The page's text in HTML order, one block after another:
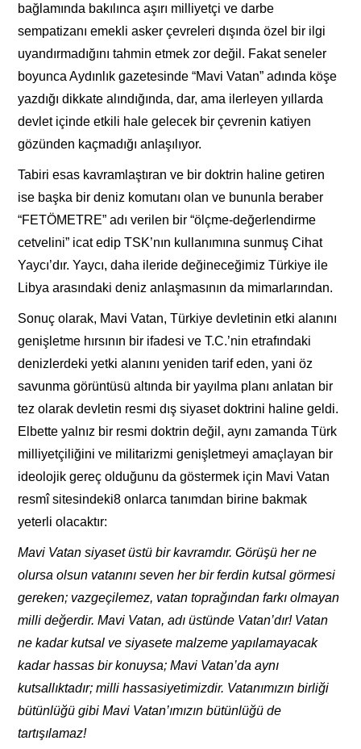
bağlamında bakılınca aşırı milliyetçi ve darbe
sempatizanı emekli asker çevreleri dışında özel bir ilgi
uyandırmadığını tahmin etmek zor değil. Fakat seneler
boyunca Aydınlık gazetesinde “Mavi Vatan” adında köşe
yazdığı dikkate alındığında, dar, ama ilerleyen yıllarda
devlet içinde etkili hale gelecek bir çevrenin katiyen
gözünden kaçmadığı anlaşılıyor.
Tabiri esas kavramlaştıran ve bir doktrin haline getiren
ise başka bir deniz komutanı olan ve bununla beraber
“FETÖMETRE” adı verilen bir “ölçme-değerlendirme
cetvelini” icat edip TSK’nın kullanımına sunmuş Cihat
Yaycı’dır. Yaycı, daha ileride değineceğimiz Türkiye ile
Libya arasındaki deniz anlaşmasının da mimarlarından.
Sonuç olarak, Mavi Vatan, Türkiye devletinin etki alanını
genişletme hırsının bir ifadesi ve T.C.’nin etrafındaki
denizlerdeki yetki alanını yeniden tarif eden, yani öz
savunma görüntüsü altında bir yayılma planı anlatan bir
tez olarak devletin resmi dış siyaset doktrini haline geldi.
Elbette yalnız bir resmi doktrin değil, aynı zamanda Türk
milliyetçiliğini ve militarizmi genişletmeyi amaçlayan bir
ideolojik gereç olduğunu da göstermek için Mavi Vatan
resmî sitesindeki8 onlarca tanımdan birine bakmak
yeterli olacaktır:
Mavi Vatan siyaset üstü bir kavramdır. Görüşü her ne
olursa olsun vatanını seven her bir ferdin kutsal görmesi
gereken; vazgeçilemez, vatan toprağından farkı olmayan
milli değerdir. Mavi Vatan, adı üstünde Vatan’dır! Vatan
ne kadar kutsal ve siyasete malzeme yapılamayacak
kadar hassas bir konuysa; Mavi Vatan’da aynı
kutsallıktadır; milli hassasiyetimizdir. Vatanımızın birliği
bütünlüğü gibi Mavi Vatan’ımızın bütünlüğü de
tartışılamaz!